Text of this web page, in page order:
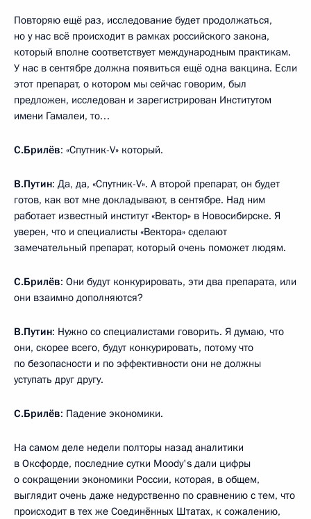
Повторяю ещё раз, исследование будет продолжаться,
но у нас всё происходит в рамках российского закона,
который вполне соответствует международным практикам.
У нас в сентябре должна появиться ещё одна вакцина. Если
этот препарат, о котором мы сейчас говорим, был
предложен, исследован и зарегистрирован Институтом
имени Гамалеи, то…
С.Брилёв: «Спутник-V» который.
В.Путин: Да, да, «Спутник-V». А второй препарат, он будет
готов, как вот мне докладывают, в сентябре. Над ним
работает известный институт «Вектор» в Новосибирске. Я
уверен, что и специалисты «Вектора» сделают
замечательный препарат, который очень поможет людям.
С.Брилёв: Они будут конкурировать, эти два препарата, или
они взаимно дополняются?
В.Путин: Нужно со специалистами говорить. Я думаю, что
они, скорее всего, будут конкурировать, потому что
по безопасности и по эффективности они не должны
уступать друг другу.
С.Брилёв: Падение экономики.
На самом деле недели полторы назад аналитики
в Оксфорде, последние сутки Moody's дали цифры
о сокращении экономики России, которая, в общем,
выглядит очень даже недурственно по сравнению с тем, что
происходит в тех же Соединённых Штатах, к сожалению,